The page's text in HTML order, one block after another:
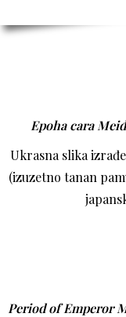
Epoha cara
Ukrasna slika
(izuzetno tanan
Period of Emperor